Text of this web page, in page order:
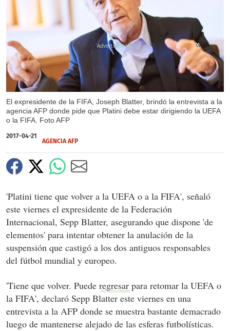
El expresidente de la FIFA, Joseph Blatter, brindó la entrevista a la
agencia AFP donde pide que Platini debe estar dirigiendo la UEFA
o la FIFA. Foto AFP
X
X
2017-04-21
AGENCIA AFP
'Platini tiene que volver a la UEFA o a la FIFA', señaló
este viernes el expresidente de la Federación
Internacional, Sepp Blatter, asegurando que dispone 'de
elementos' para intentar obtener la anulación de la
suspensión que castigó a los dos antiguos responsables
del fútbol mundial y europeo.
'Tiene que volver. Puede regresar para retomar la UEFA o
la FIFA', declaró Sepp Blatter este viernes en una
entrevista a la AFP donde se muestra bastante demacrado
luego de mantenerse alejado de las esferas futbolísticas.